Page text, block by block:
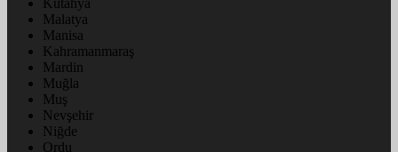
Kütahya
Malatya
Manisa
Kahramanmaraş
Mardin
Muğla
Muş
Nevşehir
Niğde
Ordu